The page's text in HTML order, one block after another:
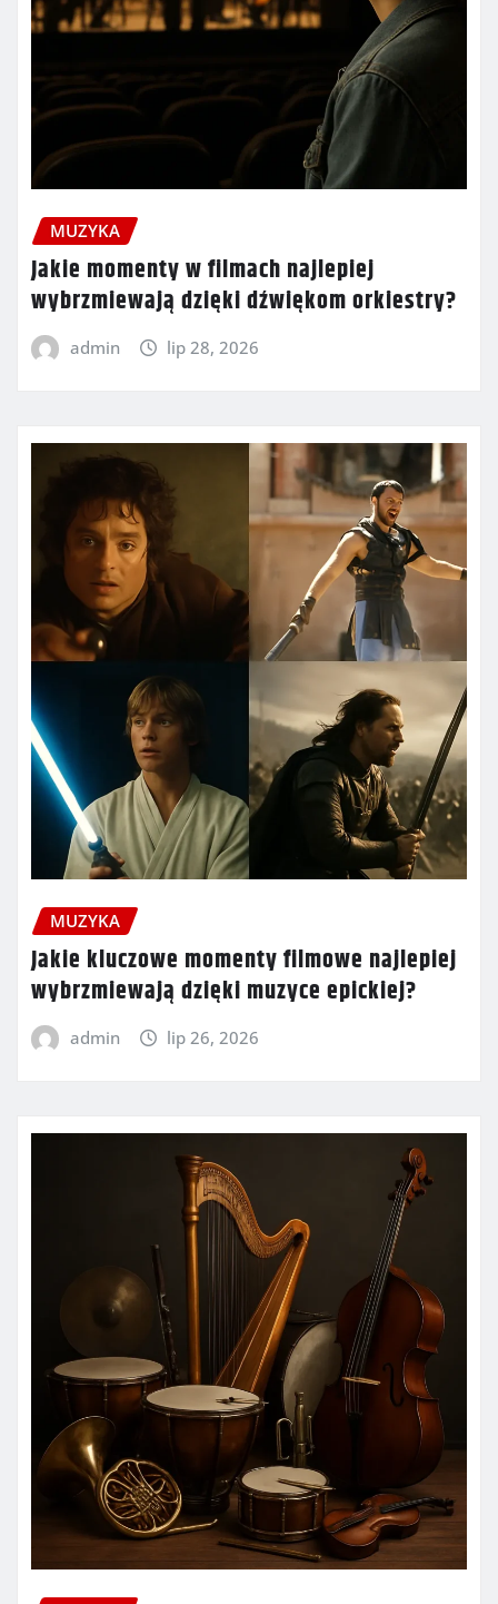
MUZYKA
Jakie momenty w filmach najlepiej
wybrzmiewają dzięki dźwiękom orkiestry?
admin lip 28, 2026
MUZYKA
Jakie kluczowe momenty filmowe najlepiej
wybrzmiewają dzięki muzyce epickiej?
admin lip 26, 2026